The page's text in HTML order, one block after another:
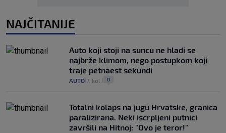
NAJČITANIJE
Auto koji stoji na suncu ne hladi se
najbrže klimom, nego postupkom koji
traje petnaest sekundi
AUTO 7. kol. 0
Totalni kolaps na jugu Hrvatske, granica
paralizirana. Neki iscrpljeni putnici
završili na Hitnoj: "Ovo je teror!"